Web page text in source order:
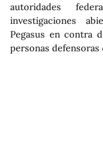
autoridades
investigaciones
Pegasus en contra
personas